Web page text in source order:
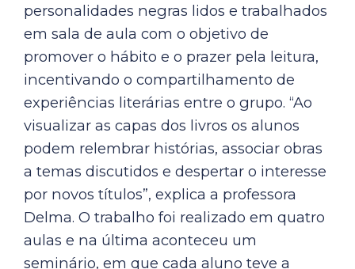
personalidades negras lidos e trabalhados
em sala de aula com o objetivo de
promover o hábito e o prazer pela leitura,
incentivando o compartilhamento de
experiências literárias entre o grupo. “Ao
visualizar as capas dos livros os alunos
podem relembrar histórias, associar obras
a temas discutidos e despertar o interesse
por novos títulos”, explica a professora
Delma. O trabalho foi realizado em quatro
aulas e na última aconteceu um
seminário, em que cada aluno teve a